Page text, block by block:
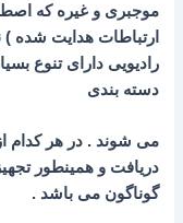
ارتباطات هدایت شده )
رادیویی دارای تنوع
دسته بندی
می شوند . در هر کدام
دریافت و همینطور
گوناگون می باشد .